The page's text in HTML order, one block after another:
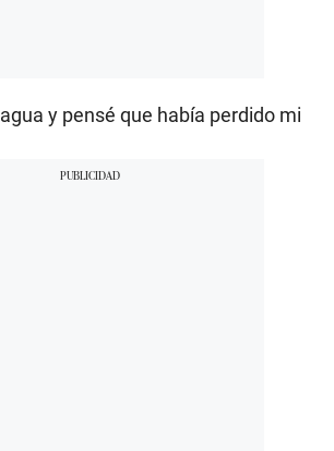
y pensé que había perdido mi